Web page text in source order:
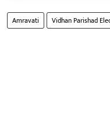
Amravati Vidhan Parishad